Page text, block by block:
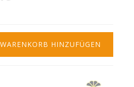
HINZUFÜGEN